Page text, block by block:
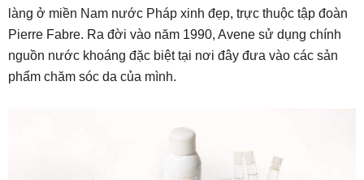
làng ở miền Nam nước Pháp xinh đẹp, trực thuộc tập đoàn
Pierre Fabre. Ra đời vào năm 1990, Avene sử dụng chính
nguồn nước khoáng đặc biệt tại nơi đây đưa vào các sản
phẩm chăm sóc da của mình.